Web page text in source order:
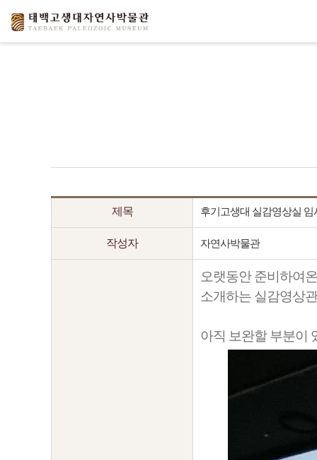
제목 후기고생대 실감영상실 임
작성자 자연사박물관
오랫동안 준비하여
소개하는 실감영상
아직 보완할 부분이